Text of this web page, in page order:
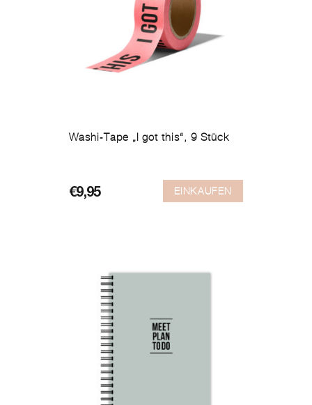
Washi-Tape „I got this“, 9 Stück
€9,95 EINKAUFEN